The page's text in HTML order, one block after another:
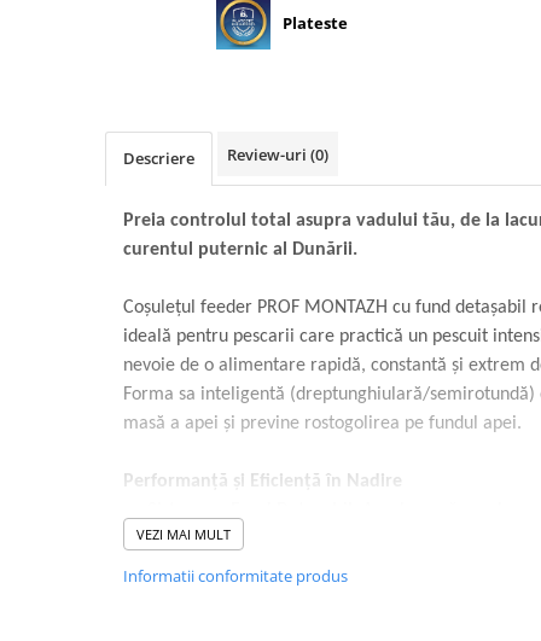
Plateste
Descriere Review-uri (0)
Preia controlul total asupra vadului tău, de la
curentul puternic al Dunării.
Coșulețul feeder PROF MONTAZH cu fund detașabil
ideală pentru pescarii care practică un pescuit
nevoie de o alimentare rapidă, constantă și extrem
Forma sa inteligentă (dreptunghiulară/
masă a apei și previne rostogolirea pe fundul apei.
Performanță și Eficiență în Nadire
curățarea instantanee după recuperare,
malul apei.
VEZI MAI MULT
Informatii conformitate produs